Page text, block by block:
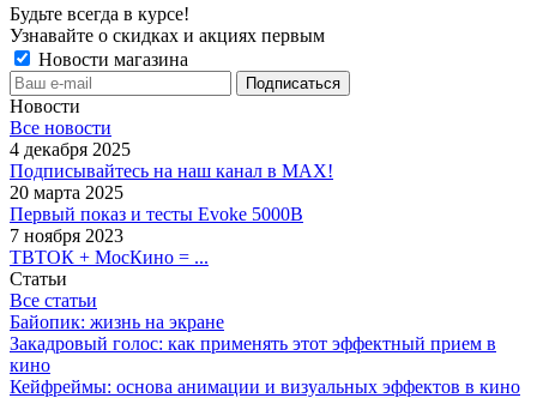
Будьте всегда в курсе!
Узнавайте о скидках и акциях первым
Новости магазина
Новости
Все новости
4 декабря 2025
Подписывайтесь на наш канал в MAX!
20 марта 2025
Первый показ и тесты Evoke 5000B
7 ноября 2023
ТВТОК + МосКино = ...
Статьи
Все статьи
Байопик: жизнь на экране
Закадровый голос: как применять этот эффектный прием в
кино
Кейфреймы: основа анимации и визуальных эффектов в кино